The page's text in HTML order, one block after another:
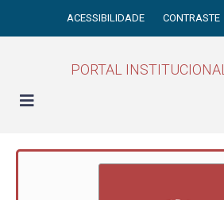
ACESSIBILIDADE CONTRASTE
PORTAL INSTITUCIONAL